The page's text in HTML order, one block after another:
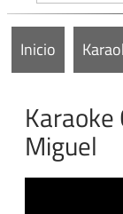
Inicio
Karaoke
Miguel